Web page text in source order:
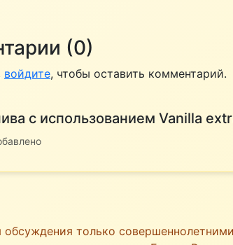
(0)
войдите, чтобы оставить комментарий.
с использованием Vanilla
только